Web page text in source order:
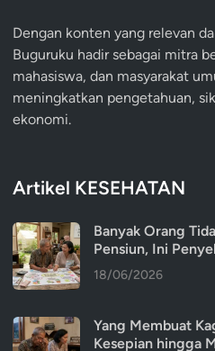
Dengan konten yang relevan
Buguruku hadir sebagai mitra
mahasiswa, dan masyarakat
meningkatkan pengetahuan,
ekonomi.
Artikel KESEHATAN
Banyak Orang
Pensiun, Ini
18/06/2026
Yang Membuat
Kesepian hingga